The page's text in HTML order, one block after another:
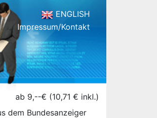
ENGLISH
Impressum/Kontakt
ab 9,--€ (10,71 € inkl.)
dem Bundesanzeiger